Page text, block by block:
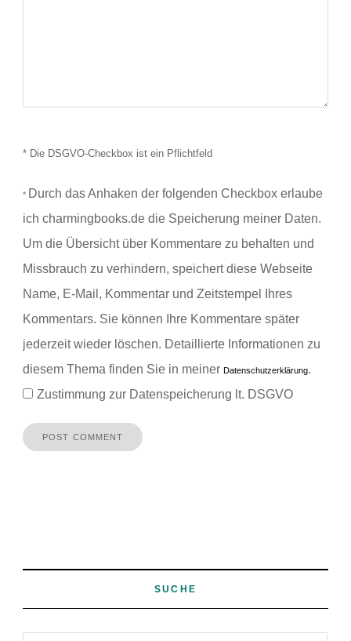
* Die DSGVO-Checkbox ist ein Pflichtfeld
* Durch das Anhaken der folgenden Checkbox erlaube
ich charmingbooks.de die Speicherung meiner Daten.
Um die Übersicht über Kommentare zu behalten und
Missbrauch zu verhindern, speichert diese Webseite
Name, E-Mail, Kommentar und Zeitstempel Ihres
Kommentars. Sie können Ihre Kommentare später
jederzeit wieder löschen. Detaillierte Informationen zu
diesem Thema finden Sie in meiner Datenschutzerklärung.
Zustimmung zur Datenspeicherung lt. DSGVO
SUCHE